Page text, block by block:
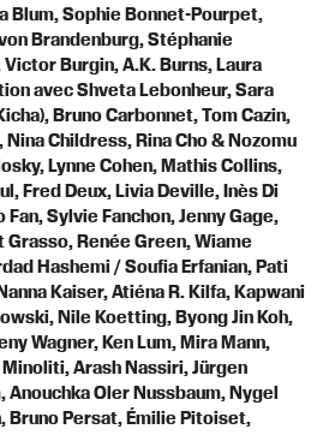
Blum, Sophie Bonnet-Pourpet,
Brandenburg, Stéphanie
Burgin, A.K. Burns, Laura
avec Shveta Lebonheur, Sara
Bruno Carbonnet, Tom Cazin,
Nina Childress, Rina Cho & Nozomu
Lynne Cohen, Mathis Collins,
Fred Deux, Livia Deville, Inès Di
Sylvie Fanchon, Jenny Gage,
Grasso, Renée Green, Wiame
Hashemi / Soufia Erfanian, Pati
Kaiser, Atiéna R. Kilfa, Kapwani
Nile Koetting, Byong Jin Koh,
Wagner, Ken Lum, Mira Mann,
Arash Nassiri, Jürgen
Anouchka Oler Nussbaum, Nygel
Bruno Persat, Émilie Pitoiset,